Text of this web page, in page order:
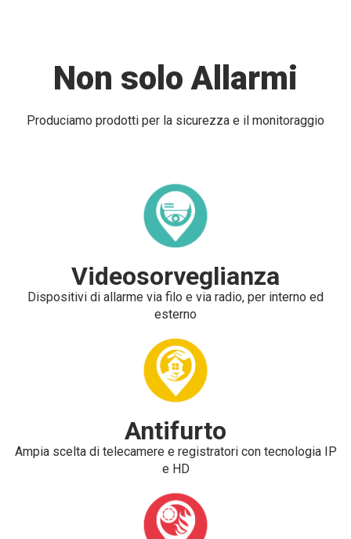
Non solo Allarmi
Produciamo prodotti per la sicurezza e il monitoraggio
Videosorveglianza
Dispositivi di allarme via filo e via radio, per interno ed
esterno
Antifurto
Ampia scelta di telecamere e registratori con tecnologia IP
e HD